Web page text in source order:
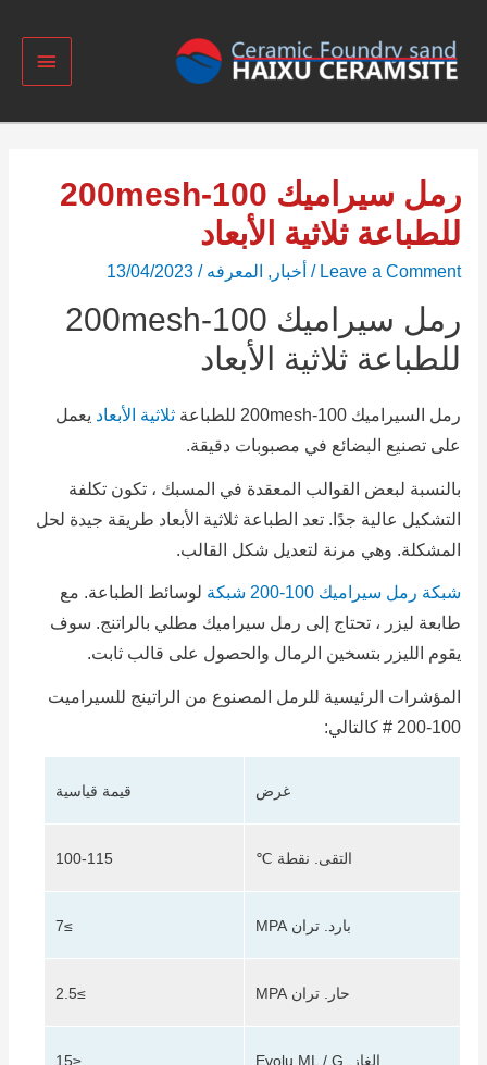
رمل سيراميك 100-200mesh
للطباعة ثلاثية الأبعاد
Leave a Comment
/أخبار,المعرفه /
13/04/2023
رمل سيراميك 100-200mesh
للطباعة ثلاثية الأبعاد
رمل السيراميك 100-200mesh للطباعة ثلاثية الأبعاديعمل
على تصنيع البضائع في مصبوبات دقيقة.
بالنسبة لبعض القوالب المعقدة في المسبك ، تكون تكلفة
التشكيل عالية جدًا.تعد الطباعة ثلاثية الأبعاد طريقة جيدة لحل
المشكلة.وهي مرنة لتعديل شكل القالب.
شبكة رمل سيراميك 100-200 شبكة لوسائط الطباعة.مع
طابعة ليزر ، تحتاج إلى رمل سيراميك مطلي بالراتنج.سوف
يقوم الليزر بتسخين الرمال والحصول على قالب ثابت.
المؤشرات الرئيسية للرمل المصنوع من الراتينج للسيراميت
100-200 # كالتالي:
غرض قيمة قياسية
التقى.نقطة ℃ 100-115
بارد.تران MPA
حار.تران MPA
الغاز. Evolu ML / G